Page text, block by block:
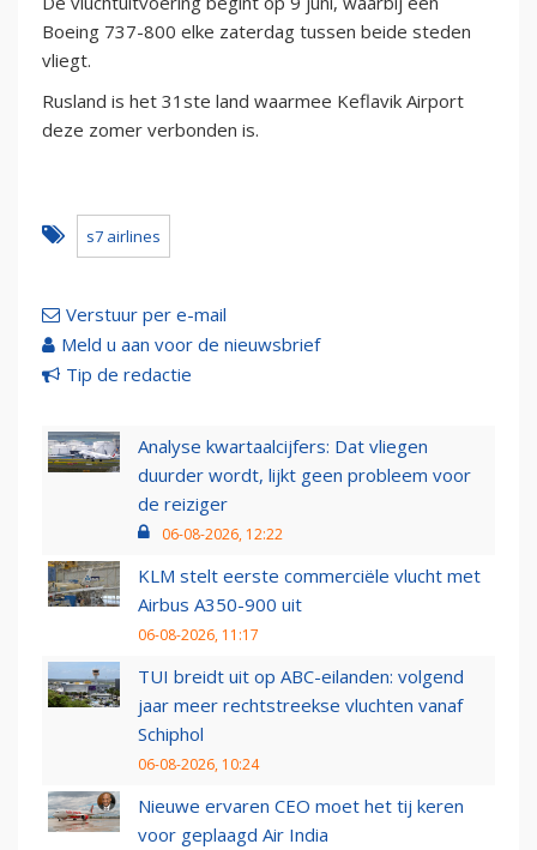
Boeing 737-800 elke zaterdag tussen beide steden
vliegt.
Rusland is het 31ste land waarmee Keflavik Airport
deze zomer verbonden is.
s7 airlines
Verstuur per e-mail
Meld u aan voor de nieuwsbrief
Tip de redactie
Analyse kwartaalcijfers: Dat vliegen
duurder wordt, lijkt geen probleem voor
de reiziger
06-08-2026, 12:22
KLM stelt eerste commerciële vlucht met
Airbus A350-900 uit
06-08-2026, 11:17
TUI breidt uit op ABC-eilanden: volgend
jaar meer rechtstreekse vluchten vanaf
Schiphol
06-08-2026, 10:24
Nieuwe ervaren CEO moet het tij keren
voor geplaagd Air India